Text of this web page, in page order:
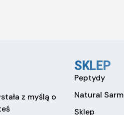
z myślą o
SKLEP
Peptydy
Natural Sarm
Sklep